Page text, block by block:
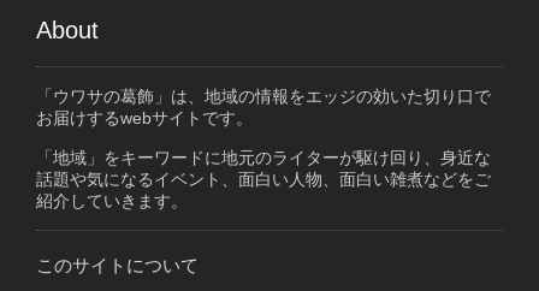
About
「ウワサの葛飾」は、地域の情報をエッジの効いた切り口で
お届けするwebサイトです。
「地域」をキーワードに地元のライターが駆け回り、身近な
話題や気になるイベント、面白い人物、面白い雑煮などをご
紹介していきます。
このサイトについて